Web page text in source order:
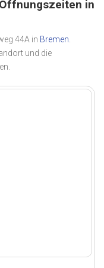
in
44A in Bremen.
und die